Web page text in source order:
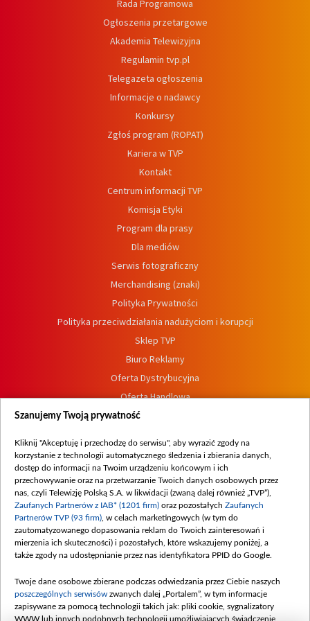
Rada Programowa
Ogłoszenia przetargowe
Akademia Telewizyjna
Regulamin tvp.pl
Telegazeta ogłoszenia
Informacje o nadawcy
Konkursy
Zgłoś program (ROPAT)
Kariera w TVP
Kontakt
Centrum informacji TVP
Komisja Etyki
Program dla prasy
Dla mediów
Serwis fotograficzny
Merchandising (znaki)
Polityka Prywatności
Polityka przeciwdziałania nadużyciom i korupcji
Sklep TVP
Biuro Reklamy
Oferta Dystrybucyjna
Oferta Handlowa
Dostępność
Procedura zgłoszeń wewnętrznych
Szanujemy Twoją prywatność
Kliknij "Akceptuję i przechodzę do serwisu", aby wyrazić zgody na
korzystanie z technologii automatycznego śledzenia i zbierania danych,
dostęp do informacji na Twoim urządzeniu końcowym i ich
przechowywanie oraz na przetwarzanie Twoich danych osobowych przez
nas, czyli Telewizję Polską S.A. w likwidacji (zwaną dalej również „TVP”),
Zaufanych Partnerów z IAB* (1201 firm) oraz pozostałych Zaufanych
Partnerów TVP (93 firm) , w celach marketingowych (w tym do
zautomatyzowanego dopasowania reklam do Twoich zainteresowań i
mierzenia ich skuteczności) i pozostałych, które wskazujemy poniżej, a
także zgody na udostępnianie przez nas identyfikatora PPID do Google.
Twoje dane osobowe zbierane podczas odwiedzania przez Ciebie naszych
poszczególnych serwisów zwanych dalej „Portalem”, w tym informacje
zapisywane za pomocą technologii takich jak: pliki cookie, sygnalizatory
WWW lub innych podobnych technologii umożliwiających świadczenie